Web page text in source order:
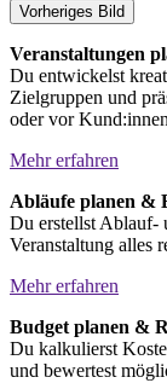
Vorheriges Bild
Veranstaltungen
Du entwickelst
Zielgruppen und
oder vor
Mehr erfahren
Abläufe planen &
Du erstellst Ablauf-
Veranstaltung alles
Mehr erfahren
Budget planen &
Du kalkulierst
und bewertest